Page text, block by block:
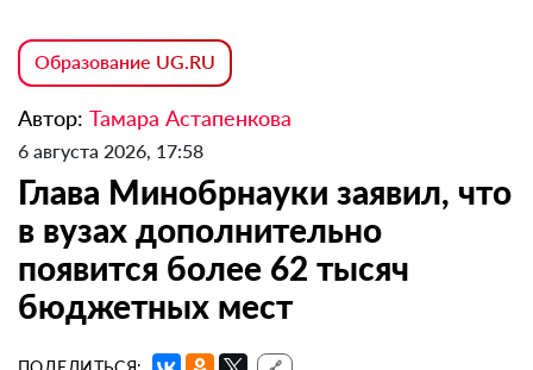
Образование UG.RU
Автор: Тамара Астапенкова
6 августа 2026, 17:58
Глава Минобрнауки заявил, что
в вузах дополнительно
появится более 62 тысяч
бюджетных мест